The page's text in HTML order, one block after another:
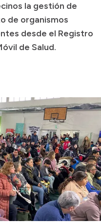
la gestión de
de organismos
desde el Registro
de Salud.